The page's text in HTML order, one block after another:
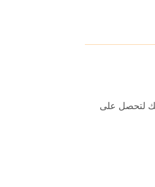
لتحصل على